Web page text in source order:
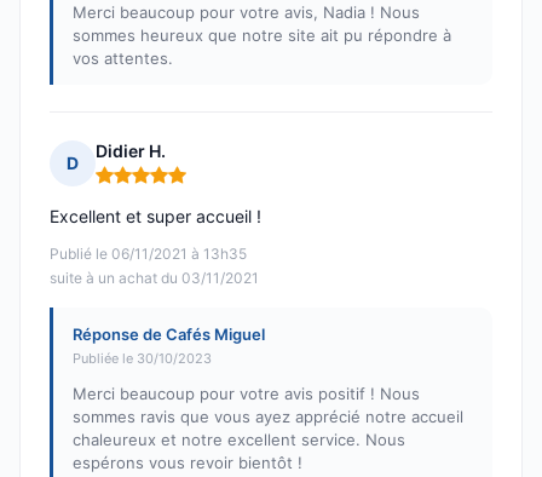
Merci beaucoup pour votre avis, Nadia ! Nous
sommes heureux que notre site ait pu répondre à
vos attentes.
D
Didier H.
Note : 5 sur 5
Publié le 06/11/2021 à 13h35
suite à un achat du 03/11/2021
Excellent et super accueil !
Réponse de Cafés Miguel
Publiée le 30/10/2023
Merci beaucoup pour votre avis positif ! Nous
sommes ravis que vous ayez apprécié notre accueil
chaleureux et notre excellent service. Nous
espérons vous revoir bientôt !